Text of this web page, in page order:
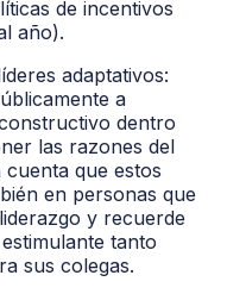
de incentivos
año).
adaptativos:
a
dentro
las razones del
que estos
en personas que
y recuerde
tanto
sus colegas.